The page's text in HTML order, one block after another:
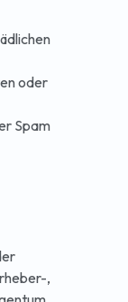
oder
Spam
,